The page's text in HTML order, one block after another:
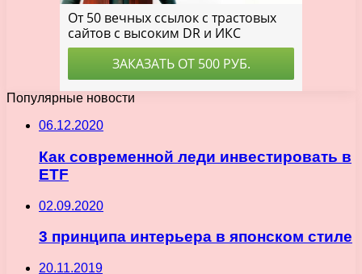
Популярные новости
06.12.2020
Как современной леди инвестировать в
ETF
02.09.2020
3 принципа интерьера в японском стиле
20.11.2019